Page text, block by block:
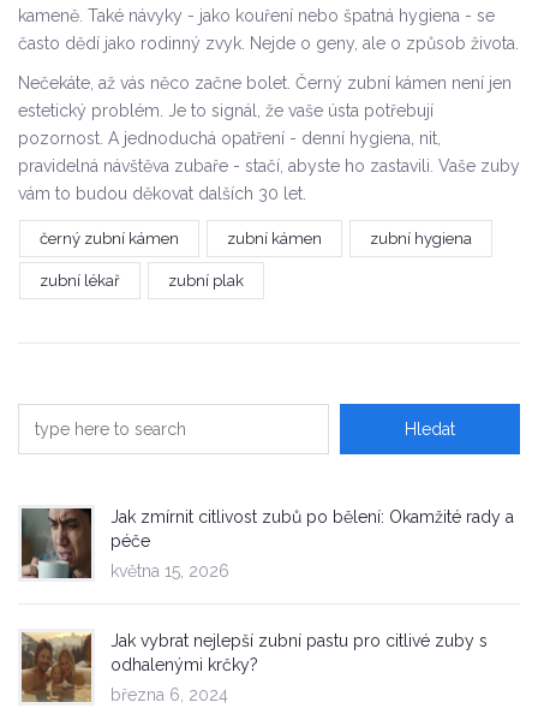
kameně. Také návyky - jako kouření nebo špatná hygiena - se
často dědí jako rodinný zvyk. Nejde o geny, ale o způsob života.
Nečekáte, až vás něco začne bolet. Černý zubní kámen není jen
estetický problém. Je to signál, že vaše ústa potřebují
pozornost. A jednoduchá opatření - denní hygiena, nit,
pravidelná návštěva zubaře - stačí, abyste ho zastavili. Vaše zuby
vám to budou děkovat dalších 30 let.
černý zubní kámen zubní kámen zubní hygiena
zubní lékař zubní plak
Jak zmírnit citlivost zubů po bělení: Okamžité rady a
péče
května 15, 2026
Jak vybrat nejlepší zubní pastu pro citlivé zuby s
odhalenými krčky?
března 6, 2024